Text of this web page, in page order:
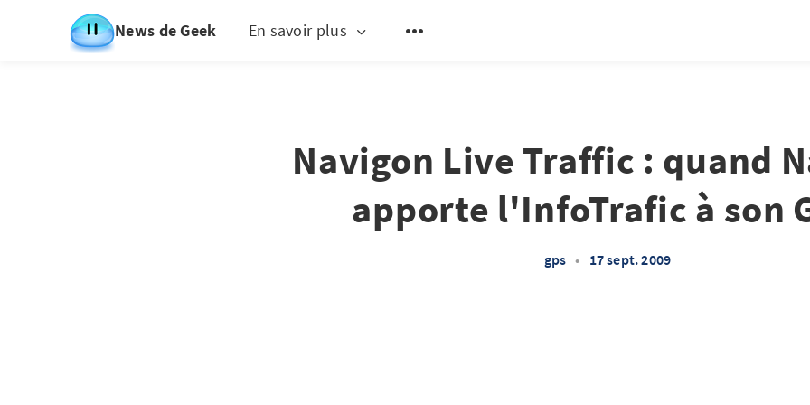
News de Geek En savoir plus
Navigon Live Traffic : quand
apporte l'InfoTrafic à son
gps • 17 sept. 2009